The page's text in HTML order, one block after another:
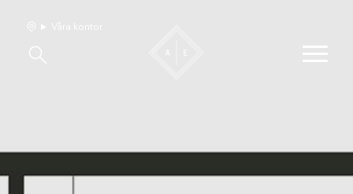
Sälj med oss
Våra kontor